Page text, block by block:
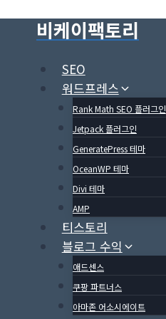
비케이팩토리
SEO
워드프레스
Rank Math SEO 플러그인
Jetpack 플러그인
GeneratePress 테마
OceanWP 테마
Divi 테마
AMP
티스토리
블로그 수익
애드센스
쿠팡 파트너스
아마존 어소시에이트